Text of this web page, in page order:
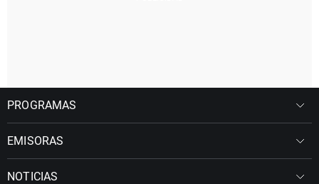
PROGRAMAS
EMISORAS
NOTICIAS